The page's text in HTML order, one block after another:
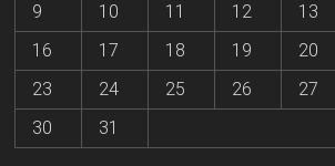
9
10 11 12 13
16
17 18 19 20
23
24 25 26 27
30
31